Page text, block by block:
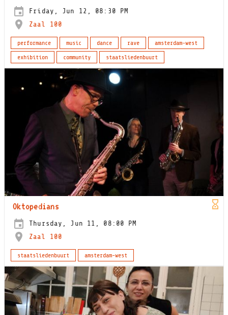
Friday, Jun 12, 08:30 PM
Zaal 100
performance music dance rave
amsterdam-west
exhibition
community staatsliedenbuurt
Oktopedians
Thursday, Jun 11, 08:00 PM
Zaal 100
staatsliedenbuurt amsterdam-west